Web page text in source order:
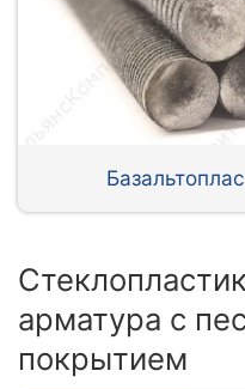
арматура с
покрытием